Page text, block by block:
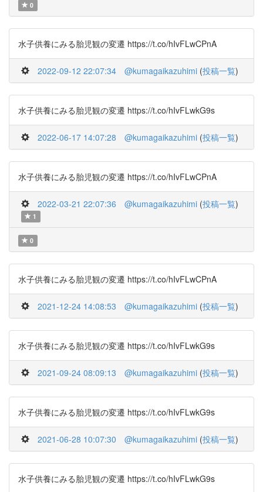
0
水子供養にみる胎児観の変遷 https://t.co/hIvFLwCPnA
2022-09-12 22:07:34 @kumagaikazuhimi (投稿一覧)
水子供養にみる胎児観の変遷 https://t.co/hIvFLwkG9s
2022-06-17 14:07:28 @kumagaikazuhimi (投稿一覧)
水子供養にみる胎児観の変遷 https://t.co/hIvFLwCPnA
2022-03-21 22:07:36 @kumagaikazuhimi (投稿一覧)
1
0
水子供養にみる胎児観の変遷 https://t.co/hIvFLwCPnA
2021-12-24 14:08:53 @kumagaikazuhimi (投稿一覧)
水子供養にみる胎児観の変遷 https://t.co/hIvFLwkG9s
2021-09-24 08:09:13 @kumagaikazuhimi (投稿一覧)
水子供養にみる胎児観の変遷 https://t.co/hIvFLwkG9s
2021-06-28 10:07:30 @kumagaikazuhimi (投稿一覧)
水子供養にみる胎児観の変遷 https://t.co/hIvFLwkG9s